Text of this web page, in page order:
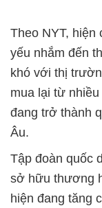
Theo NYT, hiện
yếu nhắm đến
khó với thị
mua lại từ
đang trở thành
Âu.
Tập đoàn quốc
sở hữu thương
hiện đang tăng